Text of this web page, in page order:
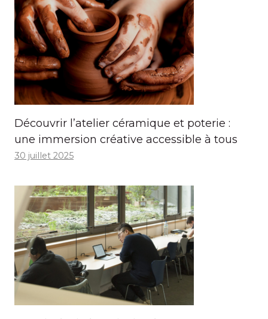
Découvrir l’atelier céramique et poterie :
une immersion créative accessible à tous
30 juillet 2025